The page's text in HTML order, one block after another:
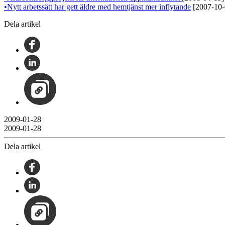
•Nytt arbetssätt har gett äldre med hemtjänst mer inflytande [2007-
Dela artikel
2009-01-28
2009-01-28
Dela artikel